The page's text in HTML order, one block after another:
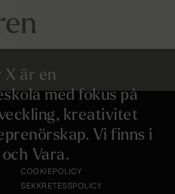
X är en
med fokus på
kreativitet
Vi finns i
Vara.
COOKIEPOLICY
SEKKRETESSPOLICY